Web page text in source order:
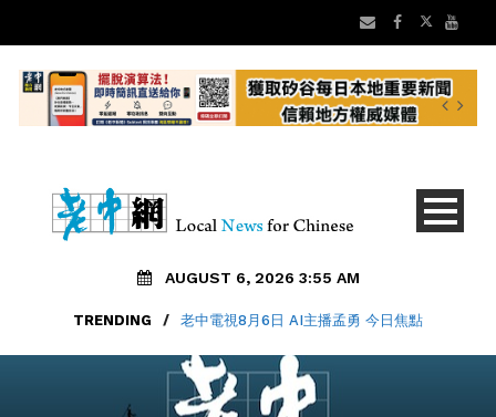
AUGUST 6, 2026 3:55 AM
TRENDING / 老中電視8月6日 AI主播孟勇 今日焦點